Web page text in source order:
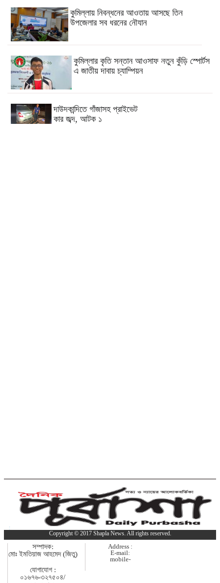
কুমিল্লায় নিবন্ধনের আওতায় আসছে তিন
উপজেলার সব ধরনের নৌযান
কুমিল্লার কৃতি সন্তান আওসাফ নতুন কুঁড়ি স্পোর্টস
এ জাতীয় দাবায় চ্যাম্পিয়ন
দাউদকান্দিতে গাঁজাসহ প্রাইভেট
কার জব্দ, আটক ১
দাউদকান্দিতে ইটবোঝাই বাল্কহেডের ওপর
ভেঙে পড়ল বেইলি সেতু
গত ২৪ ঘণ্টায় হাম উপসর্গে প্রাণ
গেল আরো ৪ শিশুর
কুমিল্লায় গাঁজাসহ নারী মাদক
কারবারি গ্রেপ্তার
Copyright © 2017 Shapla News. All rights reserved.
সম্পাদক:
মোঃ ইমতিয়াজ আহমেদ (জিতু)
যোগাযোগ :
০১৬৭৬-৩২৭৫০৪/
Address :
E-mail:
mobile-